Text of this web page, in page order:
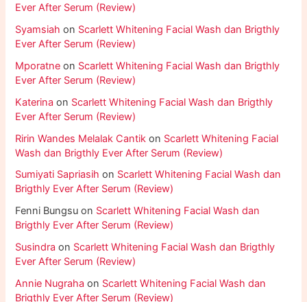
Ever After Serum (Review)
Syamsiah on Scarlett Whitening Facial Wash dan Brigthly
Ever After Serum (Review)
Mporatne on Scarlett Whitening Facial Wash dan Brigthly
Ever After Serum (Review)
Katerina on Scarlett Whitening Facial Wash dan Brigthly
Ever After Serum (Review)
Ririn Wandes Melalak Cantik on Scarlett Whitening Facial
Wash dan Brigthly Ever After Serum (Review)
Sumiyati Sapriasih on Scarlett Whitening Facial Wash dan
Brigthly Ever After Serum (Review)
Fenni Bungsu on Scarlett Whitening Facial Wash dan
Brigthly Ever After Serum (Review)
Susindra on Scarlett Whitening Facial Wash dan Brigthly
Ever After Serum (Review)
Annie Nugraha on Scarlett Whitening Facial Wash dan
Brigthly Ever After Serum (Review)